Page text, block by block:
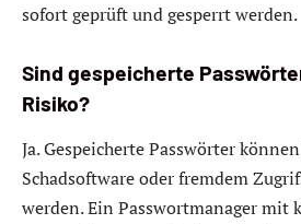
sofort geprüft und gesperrt werden.
Sind gespeicherte
Risiko?
Ja. Gespeicherte Passwörter
Schadsoftware oder fremdem
werden. Ein Passwortmanager mit